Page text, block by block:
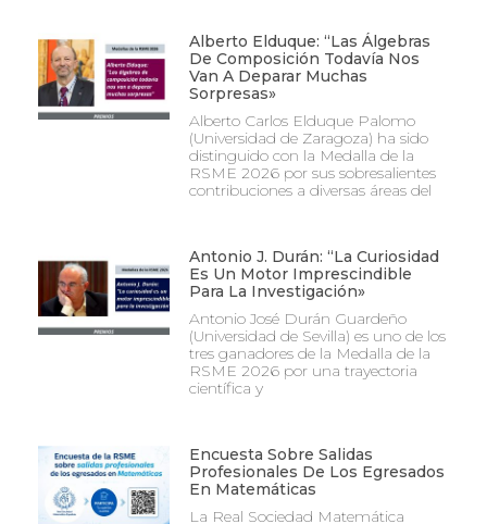
Alberto Elduque: “Las Álgebras
De Composición Todavía Nos
Van A Deparar Muchas
Sorpresas»
Alberto Carlos Elduque Palomo
(Universidad de Zaragoza) ha sido
distinguido con la Medalla de la
RSME 2026 por sus sobresalientes
contribuciones a diversas áreas del
Antonio J. Durán: “La Curiosidad
Es Un Motor Imprescindible
Para La Investigación»
Antonio José Durán Guardeño
(Universidad de Sevilla) es uno de los
tres ganadores de la Medalla de la
RSME 2026 por una trayectoria
científica y
Encuesta Sobre Salidas
Profesionales De Los Egresados
En Matemáticas
La Real Sociedad Matemática